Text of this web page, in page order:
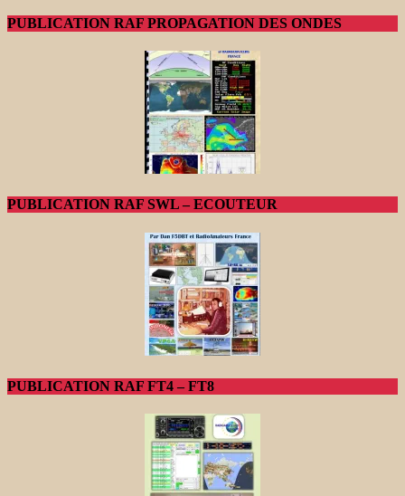
PUBLICATION RAF PROPAGATION DES ONDES
PUBLICATION RAF SWL – ECOUTEUR
PUBLICATION RAF FT4 – FT8